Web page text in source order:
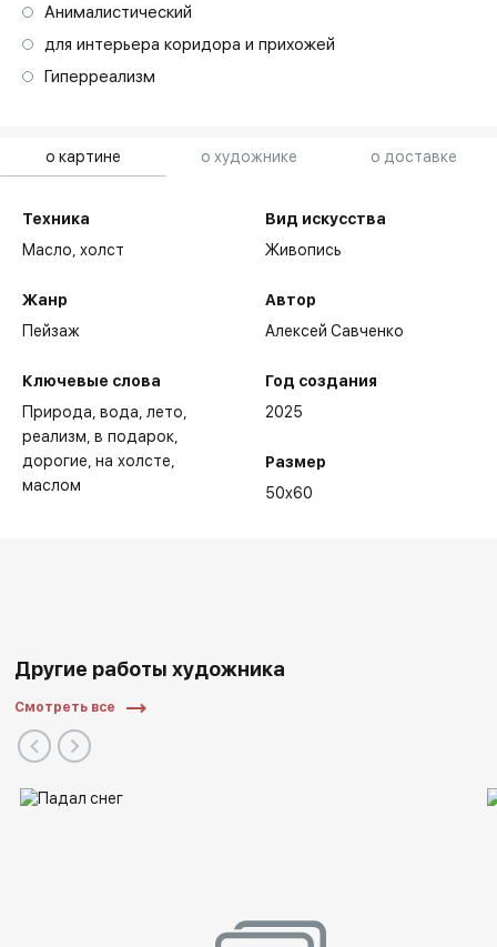
о картине о художнике о доставке
Техника
Масло,холст
Жанр
Пейзаж
Ключевые слова
Природа вода лето
реализм в подарок
дорогие на холсте
маслом
Вид искусства
Живопись
Автор
Алексей Савченко
Год создания
2025
Размер
50x60
2005 г. - Сергиев Посад, музей игрушки выставка
2007 г. - Сергиев Посад, Художники города
молодежи "Дорога домой"
Анималистический
для интерьера коридора и прихожей
Гиперреализм
Другие работы художника
Смотреть все